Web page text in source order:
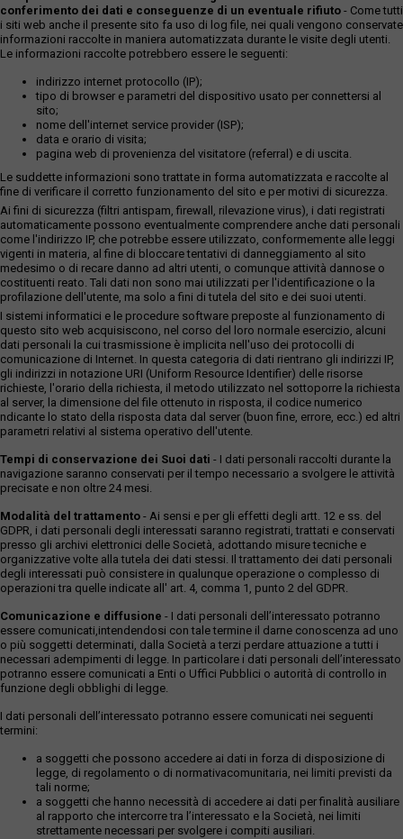
conferimento dei dati e conseguenze di un eventuale rifiuto - Come tutti
i siti web anche il presente sito fa uso di log file, nei quali vengono conservate
informazioni raccolte in maniera automatizzata durante le visite degli utenti.
Le informazioni raccolte potrebbero essere le seguenti:
indirizzo internet protocollo (IP);
tipo di browser e parametri del dispositivo usato per connettersi al
sito;
nome dell'internet service provider (ISP);
data e orario di visita;
pagina web di provenienza del visitatore (referral) e di uscita.
Le suddette informazioni sono trattate in forma automatizzata e raccolte al
fine di verificare il corretto funzionamento del sito e per motivi di sicurezza.
Ai fini di sicurezza (filtri antispam, firewall, rilevazione virus), i dati registrati
automaticamente possono eventualmente comprendere anche dati personali
come l'indirizzo IP, che potrebbe essere utilizzato, conformemente alle leggi
vigenti in materia, al fine di bloccare tentativi di danneggiamento al sito
medesimo o di recare danno ad altri utenti, o comunque attività dannose o
costituenti reato. Tali dati non sono mai utilizzati per l'identificazione o la
profilazione dell'utente, ma solo a fini di tutela del sito e dei suoi utenti.
I sistemi informatici e le procedure software preposte al funzionamento di
questo sito web acquisiscono, nel corso del loro normale esercizio, alcuni
dati personali la cui trasmissione è implicita nell'uso dei protocolli di
comunicazione di Internet. In questa categoria di dati rientrano gli indirizzi IP,
gli indirizzi in notazione URI (Uniform Resource Identifier) delle risorse
richieste, l'orario della richiesta, il metodo utilizzato nel sottoporre la richiesta
al server, la dimensione del file ottenuto in risposta, il codice numerico
ndicante lo stato della risposta data dal server (buon fine, errore, ecc.) ed altri
parametri relativi al sistema operativo dell'utente.
Tempi di conservazione dei Suoi dati - I dati personali raccolti durante la
navigazione saranno conservati per il tempo necessario a svolgere le attività
precisate e non oltre 24 mesi.
Modalità del trattamento - Ai sensi e per gli effetti degli artt. 12 e ss. del
GDPR, i dati personali degli interessati saranno registrati, trattati e conservati
presso gli archivi elettronici delle Società, adottando misure tecniche e
organizzative volte alla tutela dei dati stessi. Il trattamento dei dati personali
degli interessati può consistere in qualunque operazione o complesso di
operazioni tra quelle indicate all' art. 4, comma 1, punto 2 del GDPR.
Comunicazione e diffusione - I dati personali dell’interessato potranno
essere comunicati,intendendosi con tale termine il darne conoscenza ad uno
o più soggetti determinati, dalla Società a terzi perdare attuazione a tutti i
necessari adempimenti di legge. In particolare i dati personali dell’interessato
potranno essere comunicati a Enti o Uffici Pubblici o autorità di controllo in
funzione degli obblighi di legge.
I dati personali dell’interessato potranno essere comunicati nei seguenti
termini:
a soggetti che possono accedere ai dati in forza di disposizione di
legge, di regolamento o di normativacomunitaria, nei limiti previsti da
tali norme;
a soggetti che hanno necessità di accedere ai dati per finalità ausiliare
al rapporto che intercorre tra l’interessato e la Società, nei limiti
strettamente necessari per svolgere i compiti ausiliari.